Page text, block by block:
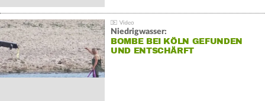
Niedrigwasser:
BOMBE BEI KÖLN GEFUNDEN
UND ENTSCHÄRFT